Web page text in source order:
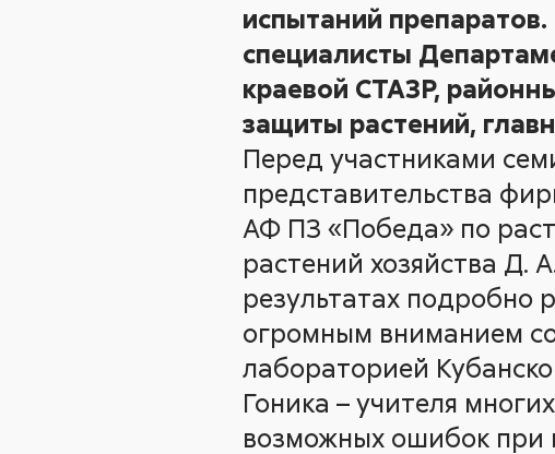
испытаний
специалисты
краевой СТАЗР,
защиты растений,
Перед участниками
представительства
АФ ПЗ «Победа» по
растений хозяйства Д.
результатах подробно
огромным вниманием
лабораторией
Гоника – учителя
возможных ошибок при